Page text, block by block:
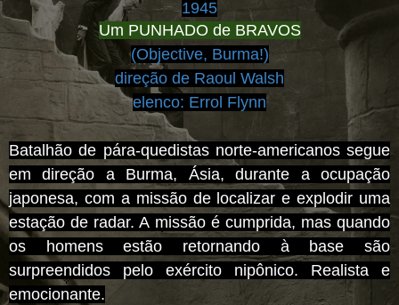
1945
Um PUNHADO de BRAVOS
(Objective, Burma!)
direção de Raoul Walsh
elenco: Errol Flynn
Batalhão de pára-quedistas norte-americanos segue
em direção a Burma, Ásia, durante a ocupação
japonesa, com a missão de localizar e explodir uma
estação de radar. A missão é cumprida, mas quando
os homens estão retornando à base são
surpreendidos pelo exército nipônico. Realista e
emocionante.